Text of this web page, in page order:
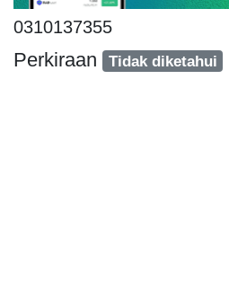
0310137355
Perkiraan Tidak diketahui